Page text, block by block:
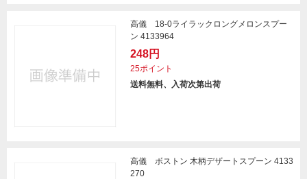
高儀 18-0ライラックロングメロンスプー
ン 4133964
248円
25ポイント
送料無料、入荷次第出荷
高儀 ボストン 木柄デザートスプーン 4133
270